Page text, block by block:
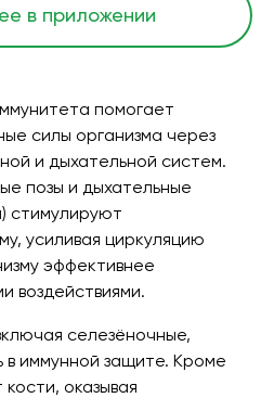
в приложении
помогает
силы организма через
и дыхательной систем.
позы и дыхательные
стимулируют
усиливая циркуляцию
эффективнее
воздействиями.
селезёночные,
иммунной защите. Кроме
оказывая